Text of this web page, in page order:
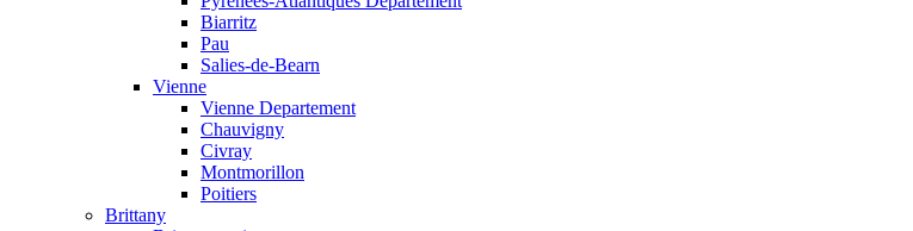
Biarritz
Pau
Salies-de-Bearn
Vienne
Vienne Departement
Chauvigny
Civray
Montmorillon
Poitiers
Brittany